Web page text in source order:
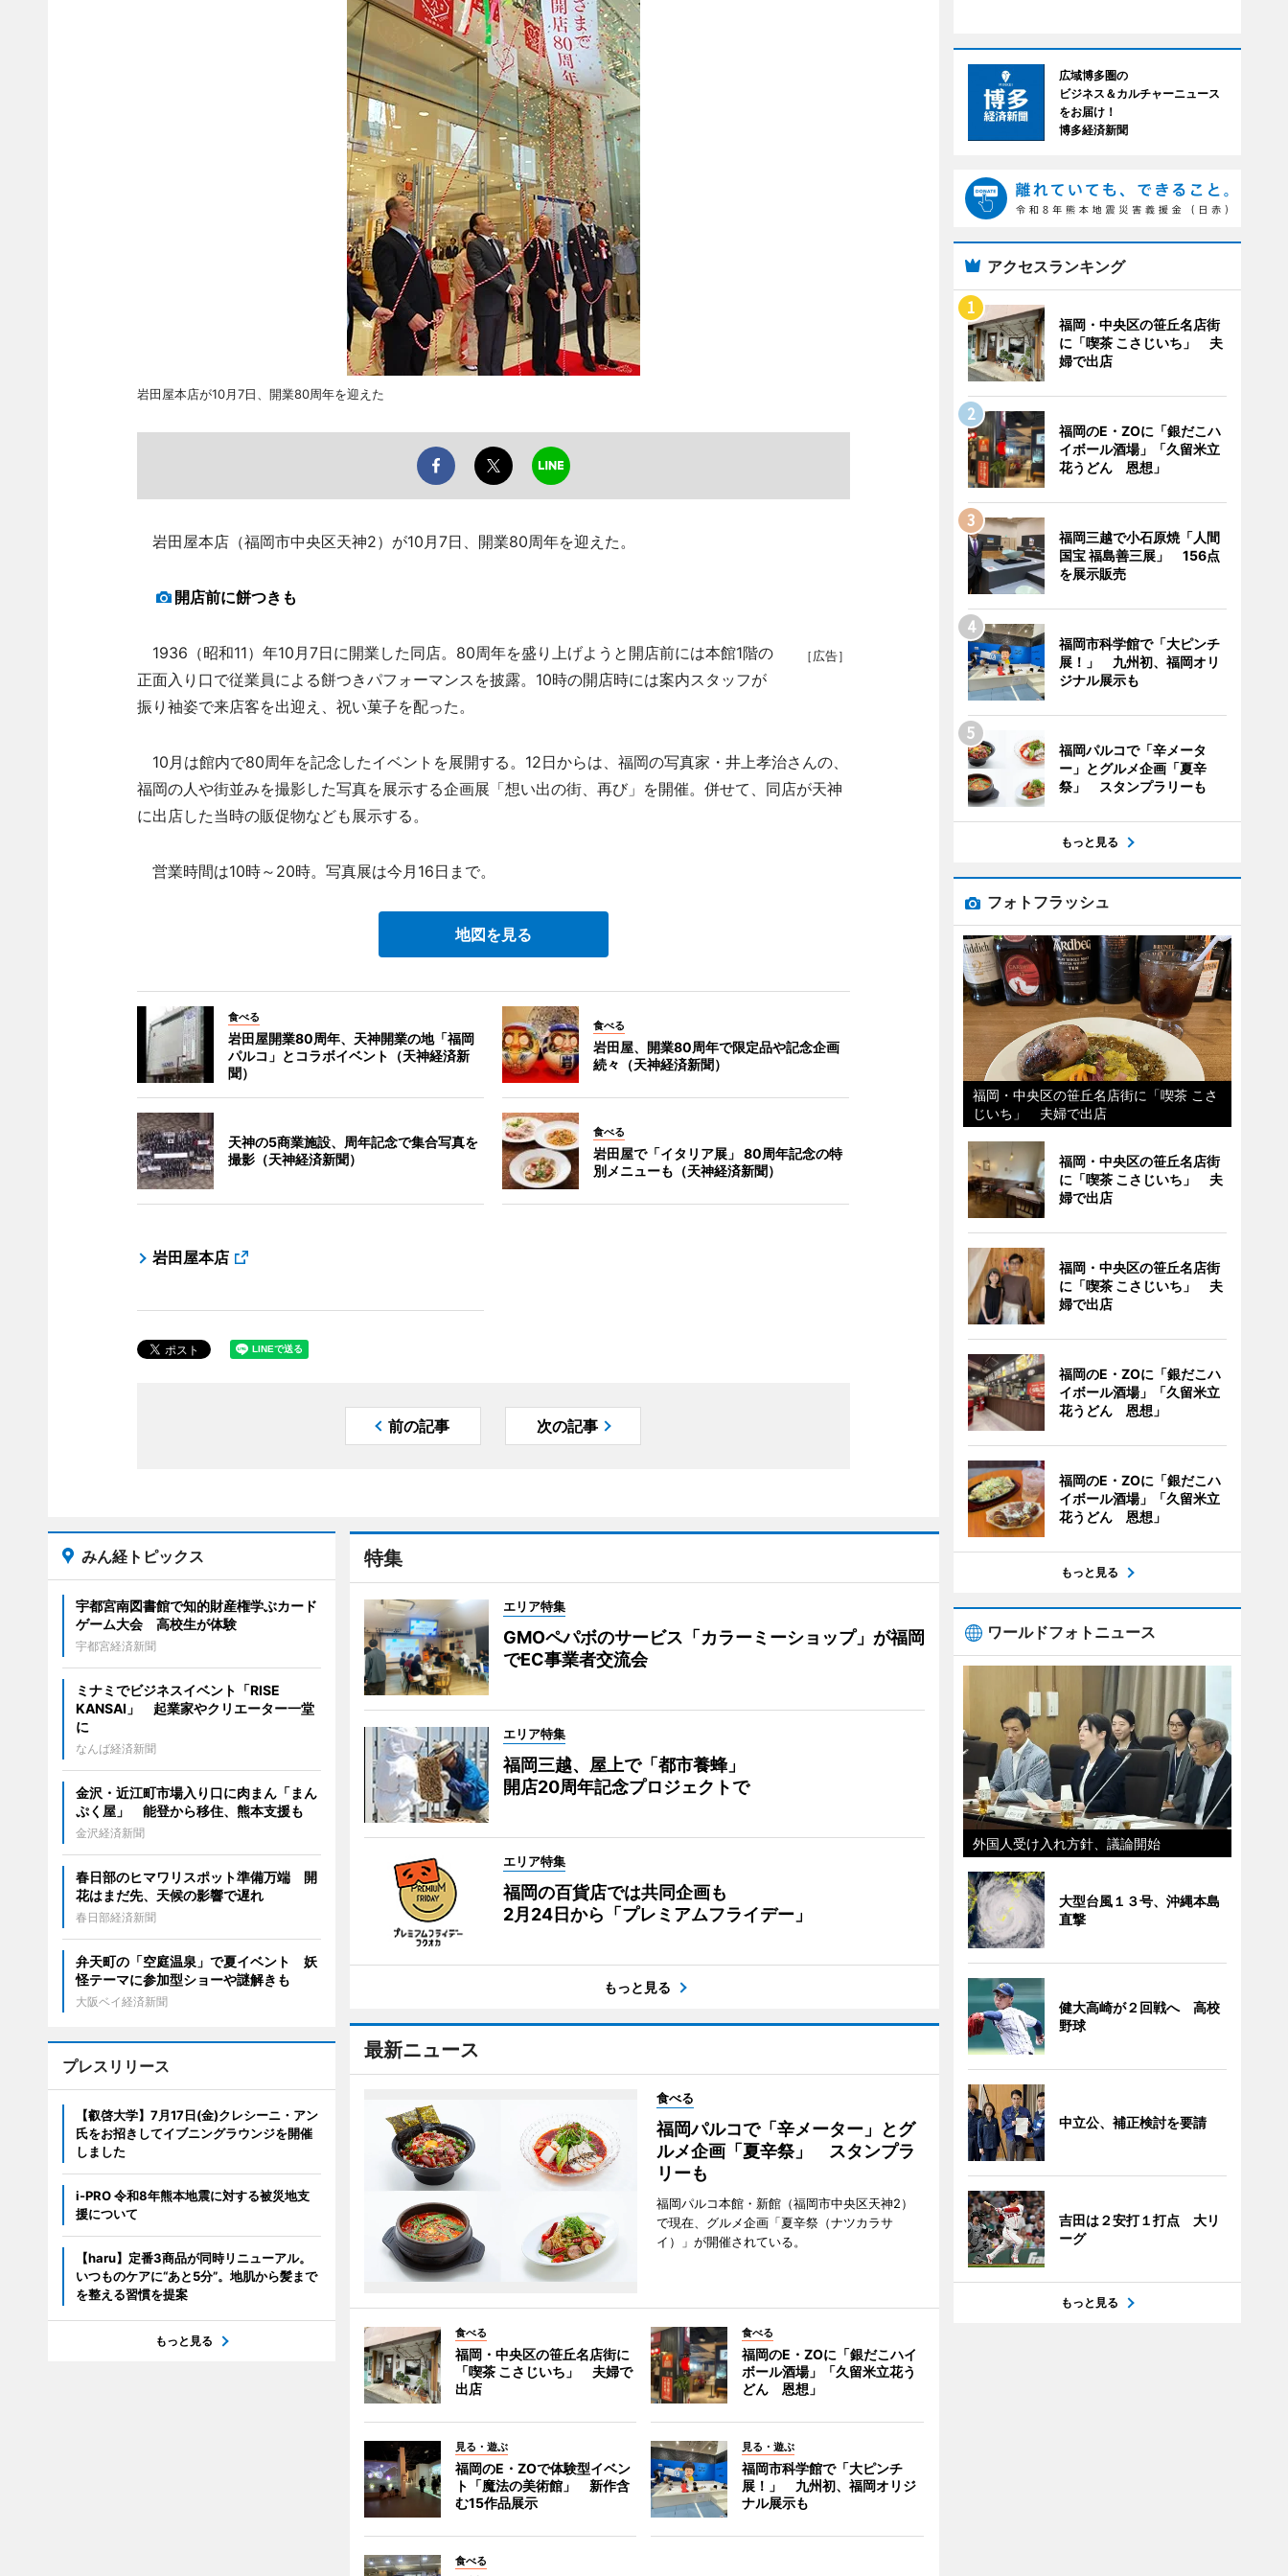
岩田屋本店が10月7日、開業80周年を迎えた
岩田屋本店（福岡市中央区天神2）が10月7日、開業80周年を迎えた。
開店前に餅つきも
［広告］
1936（昭和11）年10月7日に開業した同店。80周年を盛り上げようと開店前には本館1階の
正面入り口で従業員による餅つきパフォーマンスを披露。10時の開店時には案内スタッフが
振り袖姿で来店客を出迎え、祝い菓子を配った。
10月は館内で80周年を記念したイベントを展開する。12日からは、福岡の写真家・井上孝治さんの、
福岡の人や街並みを撮影した写真を展示する企画展「想い出の街、再び」を開催。併せて、同店が天神
に出店した当時の販促物なども展示する。
営業時間は10時～20時。写真展は今月16日まで。
地図を見る
食べる
岩田屋開業80周年、天神開業の地「福岡
パルコ」とコラボイベント（天神経済新
聞）
食べる
岩田屋、開業80周年で限定品や記念企画
続々（天神経済新聞）
天神の5商業施設、周年記念で集合写真を
撮影（天神経済新聞）
食べる
岩田屋で「イタリア展」 80周年記念の特
別メニューも（天神経済新聞）
岩田屋本店
前の記事 次の記事
特集
エリア特集
GMOペパボのサービス「カラーミーショップ」が福岡
でEC事業者交流会
エリア特集
福岡三越、屋上で「都市養蜂」
開店20周年記念プロジェクトで
エリア特集
福岡の百貨店では共同企画も
2月24日から「プレミアムフライデー」
もっと見る
最新ニュース
食べる
福岡パルコで「辛メーター」とグ
ルメ企画「夏辛祭」 スタンプラ
リーも
福岡パルコ本館・新館（福岡市中央区天神2）
で現在、グルメ企画「夏辛祭（ナツカラサ
イ）」が開催されている。
食べる
福岡・中央区の笹丘名店街に
「喫茶 こさじいち」 夫婦で
出店
食べる
福岡のE・ZOに「銀だこハイ
ボール酒場」「久留米立花う
どん 恩想」
見る・遊ぶ
福岡のE・ZOで体験型イベン
ト「魔法の美術館」 新作含
む15作品展示
見る・遊ぶ
福岡市科学館で「大ピンチ
展！」 九州初、福岡オリジ
ナル展示も
食べる
みん経トピックス
宇都宮南図書館で知的財産権学ぶカード
ゲーム大会 高校生が体験
宇都宮経済新聞
ミナミでビジネスイベント「RISE
KANSAI」 起業家やクリエーター一堂
に
なんば経済新聞
金沢・近江町市場入り口に肉まん「まん
ぷく屋」 能登から移住、熊本支援も
金沢経済新聞
春日部のヒマワリスポット準備万端 開
花はまだ先、天候の影響で遅れ
春日部経済新聞
弁天町の「空庭温泉」で夏イベント 妖
怪テーマに参加型ショーや謎解きも
大阪ベイ経済新聞
プレスリリース
【叡啓大学】7月17日(金)クレシーニ・アン
氏をお招きしてイブニングラウンジを開催
しました
i-PRO 令和8年熊本地震に対する被災地支
援について
【haru】定番3商品が同時リニューアル。
いつものケアに“あと5分”。地肌から髪まで
を整える習慣を提案
もっと見る
広域博多圏の
ビジネス＆カルチャーニュース
をお届け！
博多経済新聞
アクセスランキング
福岡・中央区の笹丘名店街
に「喫茶 こさじいち」 夫
婦で出店
福岡のE・ZOに「銀だこハ
イボール酒場」「久留米立
花うどん 恩想」
福岡三越で小石原焼「人間
国宝 福島善三展」 156点
を展示販売
福岡市科学館で「大ピンチ
展！」 九州初、福岡オリ
ジナル展示も
福岡パルコで「辛メータ
ー」とグルメ企画「夏辛
祭」 スタンプラリーも
もっと見る
フォトフラッシュ
福岡・中央区の笹丘名店街に「喫茶 こさ
じいち」 夫婦で出店
福岡・中央区の笹丘名店街
に「喫茶 こさじいち」 夫
婦で出店
福岡・中央区の笹丘名店街
に「喫茶 こさじいち」 夫
婦で出店
福岡のE・ZOに「銀だこハ
イボール酒場」「久留米立
花うどん 恩想」
福岡のE・ZOに「銀だこハ
イボール酒場」「久留米立
花うどん 恩想」
もっと見る
ワールドフォトニュース
外国人受け入れ方針、議論開始
大型台風１３号、沖縄本島
直撃
健大高崎が２回戦へ 高校
野球
中立公、補正検討を要請
吉田は２安打１打点 大リ
ーグ
もっと見る